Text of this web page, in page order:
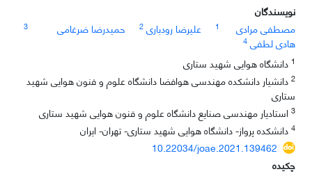
نویسندگان
مصطفی مرادی
1 علیرضا رودباری 2 حمیدرضا ضرغامی 3
هادی لطفی 4
1 دانشگاه هوایی شهید ستاری
2 دانشیار دانشکده مهندسی هوافضا دانشگاه علوم و فنون هوایی شهید
ستاری
3 استادیار مهندسی صنایع دانشگاه علوم و فنون هوایی شهید ستاری
4 دانشکده پرواز- دانشگاه هوایی شهید ستاری- تهران- ایران
10.22034/joae.2021.139462
چکیده